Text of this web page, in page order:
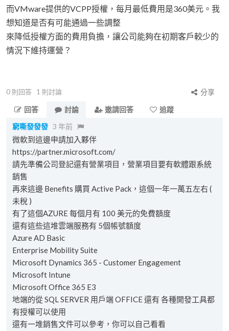
而VMware提供的VCPP授權，每月最低費用是360美元。我
想知道是否有可能通過一些調整
來降低授權方面的費用負擔，讓公司能夠在初期客戶較少的
情況下維持運營？
0 則回答 1 則討論
分享
回答
討論 邀請回答
追蹤
窮嘶發發發 3 年前
微軟到這邊申請加入夥伴
https://partner.microsoft.com/
請先準備公司登記還有營業項目，營業項目要有軟體跟系統
銷售
再來這邊 Benefits 購買 Active Pack，這個一年一萬五左右 (
未稅 )
有了這個AZURE 每個月有 100 美元的免費額度
還有這些這堆雲端服務有 5個帳號額度
Azure AD Basic
Enterprise Mobility Suite
Microsoft Dynamics 365 - Customer Engagement
Microsoft Intune
Microsoft Office 365 E3
地端的從 SQL SERVER 用戶端 OFFICE 還有 各種開發工具都
有授權可以使用
還有一堆銷售文件可以參考，你可以自己看看